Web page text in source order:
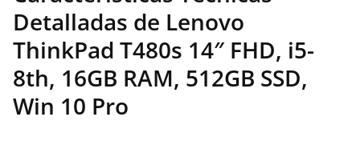
Detalladas de Lenovo
ThinkPad T480s 14″ FHD, i5-
8th, 16GB RAM, 512GB SSD,
Win 10 Pro